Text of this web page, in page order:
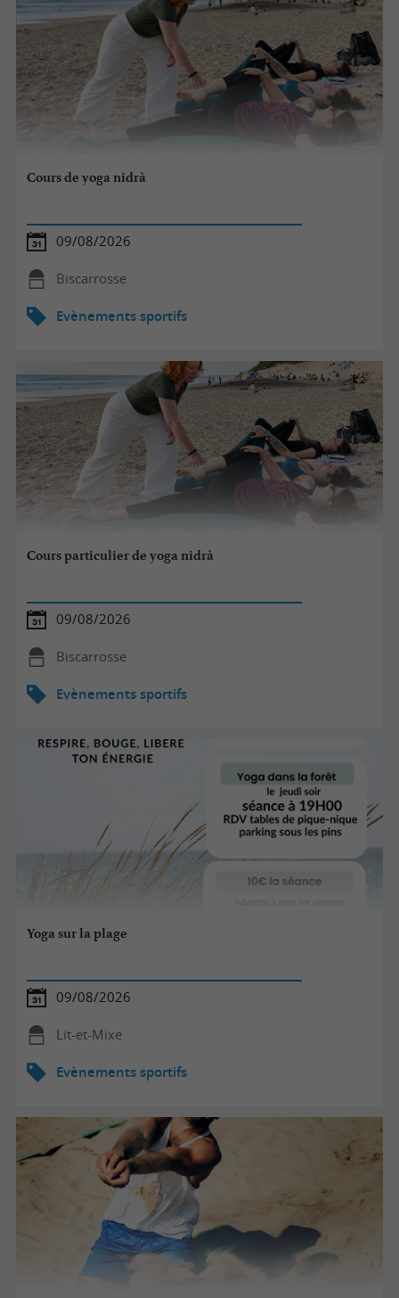
Cours de yoga nidrà
09/08/2026
Biscarrosse
Evènements sportifs
Cours particulier de yoga nidrà
09/08/2026
Biscarrosse
Evènements sportifs
Yoga sur la plage
09/08/2026
Lit-et-Mixe
Evènements sportifs